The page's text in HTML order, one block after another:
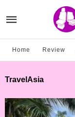
Home Review
TravelAsia